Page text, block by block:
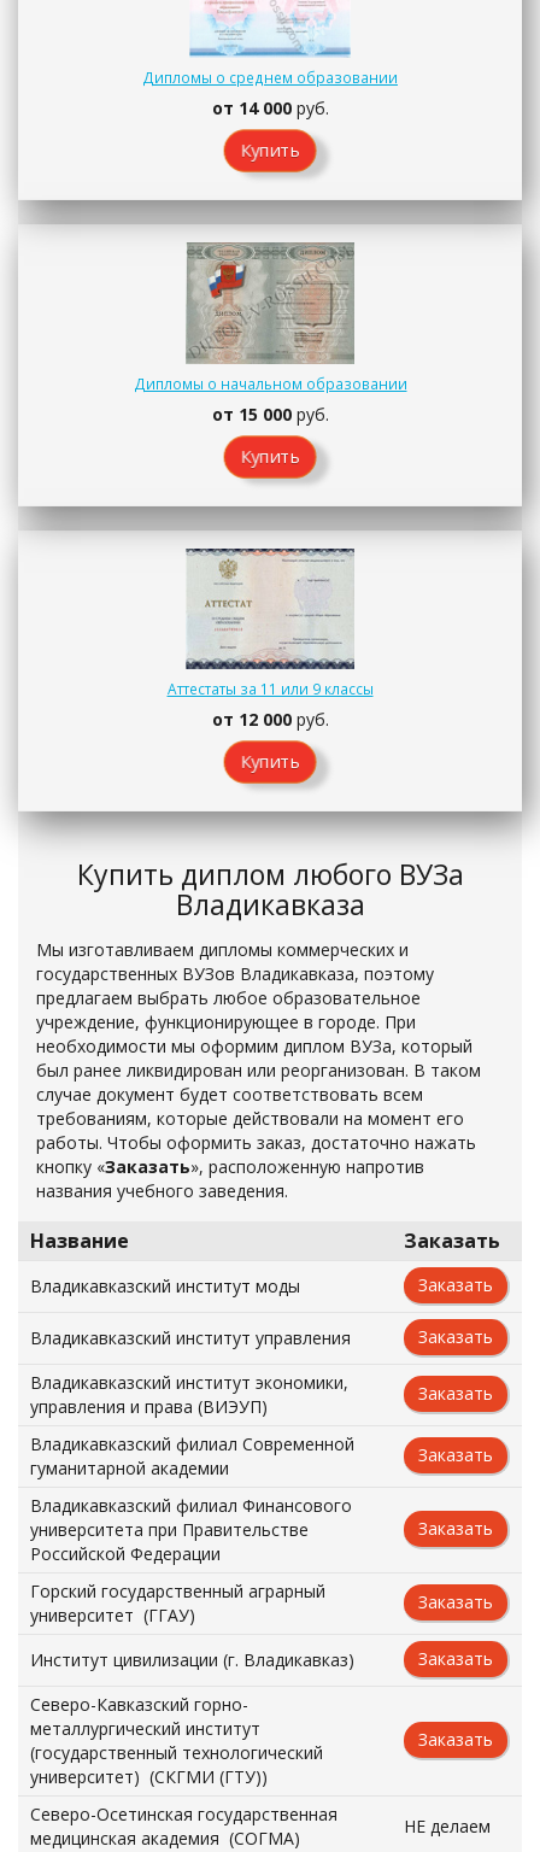
Дипломы о среднем образовании
от 14 000руб.
Купить
Дипломы о начальном образовании
от 15 000руб.
Купить
Аттестаты за 11 или 9 классы
от 12 000руб.
Купить
Купить диплом любого ВУЗа
Владикавказа
Мы изготавливаем дипломы коммерческих и
государственных ВУЗов Владикавказа, поэтому
предлагаем выбрать любое образовательное
учреждение, функционирующее в городе. При
необходимости мы оформим диплом ВУЗа, который
был ранее ликвидирован или реорганизован. В таком
случае документ будет соответствовать всем
требованиям, которые действовали на момент его
работы. Чтобы оформить заказ, достаточно нажать
кнопку «Заказать», расположенную напротив
названия учебного заведения.
Название Заказать
Владикавказский институт моды Заказать
Владикавказский институт управления
Заказать
Владикавказский институт экономики,
управления и права (ВИЭУП)
Заказать
Владикавказский филиал Современной
гуманитарной академии
Заказать
Владикавказский филиал Финансового
университета при Правительстве
Российской Федерации
Заказать
Горский государственный аграрный
университет (ГГАУ)
Заказать
Институт цивилизации (г. Владикавказ)
Заказать
Северо-Кавказский горно-
металлургический институт
(государственный технологический
университет) (СКГМИ (ГТУ))
Заказать
Северо-Осетинская государственная
медицинская академия (СОГМА)
НЕ делаем